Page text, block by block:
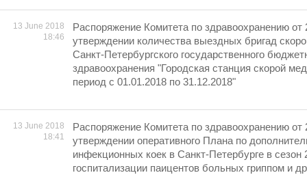
13 June 2018
18:46
Распоряжение Комитета по здравоохранению
утверждении количества выездных бригад
Санкт-Петербургского государственного
здравоохранения "Городская станция скорой
период с 01.01.2018 по 31.12.2018"
13 June 2018
18:41
Распоряжение Комитета по здравоохранению
утверждении оперативного Плана по
инфекционных коек в Санкт-Петербурге в сезон
госпитализации паицентов больных гриппом и